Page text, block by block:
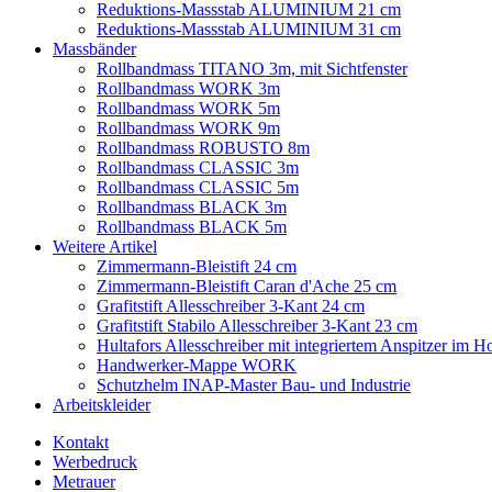
Reduktions-Massstab ALUMINIUM 21 cm
Reduktions-Massstab ALUMINIUM 31 cm
Massbänder
Rollbandmass TITANO 3m, mit Sichtfenster
Rollbandmass WORK 3m
Rollbandmass WORK 5m
Rollbandmass WORK 9m
Rollbandmass ROBUSTO 8m
Rollbandmass CLASSIC 3m
Rollbandmass CLASSIC 5m
Rollbandmass BLACK 3m
Rollbandmass BLACK 5m
Weitere Artikel
Zimmermann-Bleistift 24 cm
Zimmermann-Bleistift Caran d'Ache 25 cm
Grafitstift Allesschreiber 3-Kant 24 cm
Grafitstift Stabilo Allesschreiber 3-Kant 23 cm
Hultafors Allesschreiber mit integriertem Anspitzer im
Handwerker-Mappe WORK
Schutzhelm INAP-Master Bau- und Industrie
Arbeitskleider
Kontakt
Werbedruck
Metrauer